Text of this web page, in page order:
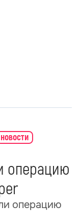
новости
операцию
операцию